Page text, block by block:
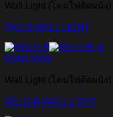
Wall Light (โคมไฟติดผนัง)
PAX-B WALL LIGHT
Quick View
Wall Light (โคมไฟติดผนัง)
RELO-B WALL LIGHT